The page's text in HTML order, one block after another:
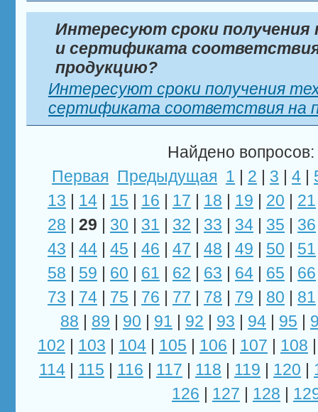
Интересуют сроки получения
и сертификата
продукцию?
Интересуют сроки получения
сертификата соответствия на
Найдено
Первая Предыдущая 1 | 2 | 3 | 4 |
13 | 14 | 15 | 16 | 17 | 18 | 19 | 20 | 21
28 | 29 | 30 | 31 | 32 | 33 | 34 | 35 | 36
43 | 44 | 45 | 46 | 47 | 48 | 49 | 50 | 51
58 | 59 | 60 | 61 | 62 | 63 | 64 | 65 | 66
73 | 74 | 75 | 76 | 77 | 78 | 79 | 80 | 81
88 | 89 | 90 | 91 | 92 | 93 | 94 | 95 |
102 | 103 | 104 | 105 | 106 | 107 | 108
114 | 115 | 116 | 117 | 118 | 119 | 120 |
126 | 127 | 128 |